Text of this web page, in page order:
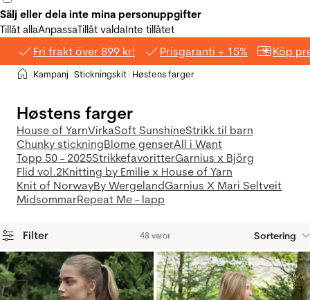
Sälj eller dela inte mina personuppgifter
Tillåt allaAnpassaTillåt valdaInte tillåtet
Fri frakt över 899 kr! Prisgaranti + 15% Köp
Hem
>Kampanj >Stickningskit >Høstens farger
Høstens farger
House of YarnVirkaSoft SunshineStrikk til barn
Chunky stickningBlome genserAll i Want
Topp 50 - 2025StrikkefavoritterGarnius x Björg
Flid vol.2Knitting by Emilie x House of Yarn
Knit of NorwayBy WergelandGarnius X Mari Seltveit
MidsommarRepeat Me - lapp
Filter 48 varor Sortering
Produkter